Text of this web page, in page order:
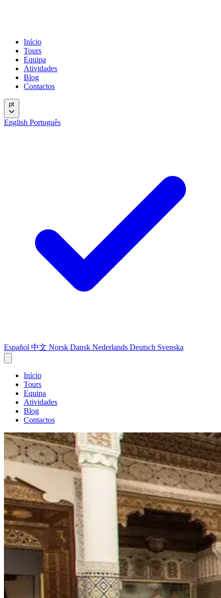
Início
Tours
Equipa
Atividades
Blog
Contactos
pt
English Português
Español 中文 Norsk Dansk Nederlands Deutsch Svenska
Início
Tours
Equipa
Atividades
Blog
Contactos